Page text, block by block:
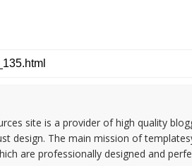
site is a provider of high quality
design. The main mission of
are professionally designed and